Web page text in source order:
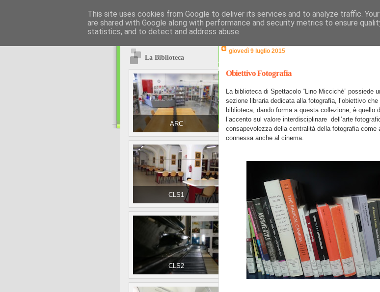
La Biblioteca
ARC
CLS1
CLS2
giovedì 9 luglio 2015
Obiettivo Fotografia
La biblioteca di Spettacolo “Lino Miccichè” possiede
sezione libraria dedicata alla fotografia, l’obiettivo
biblioteca, dando forma a questa collezione, è quello
l’accento sul valore interdisciplinare dell’arte
consapevolezza della centralità della fotografia come
connessa anche al cinema.
This site uses cookies from Google to deliver its services and to analyze traffic.
are shared with Google along with performance and security metrics to ensure
statistics, and to detect and address abuse.